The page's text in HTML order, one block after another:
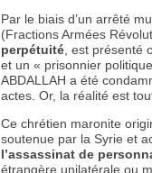
Par le biais d’un arrêté
(Fractions Armées
perpétuité, est présenté
et un « prisonnier
ABDALLAH a été
actes. Or, la réalité est
Ce chrétien maronite
soutenue par la Syrie et
l’assassinat de
étrangère unilatérale ou